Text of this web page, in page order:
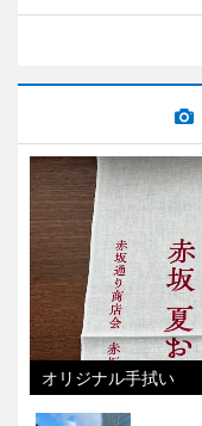
オリジナル手拭い